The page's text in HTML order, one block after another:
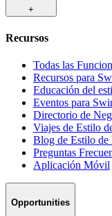
+
Recursos
Todas las
Recursos para
Educación del
Eventos para
Directorio de
Viajes de Estilo
Blog de Estilo de
Preguntas
Aplicación Móvil
Opportunities